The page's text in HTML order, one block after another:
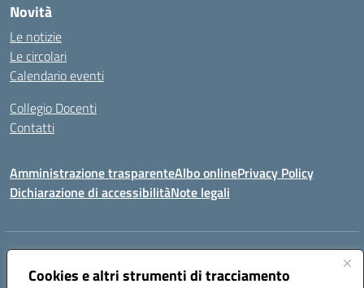
Cookies e altri strumenti di tracciamento
Novità
Le notizie
Le circolari
Calendario eventi
Collegio Docenti
Contatti
Amministrazione trasparenteAlbo onlinePrivacy Policy
Dichiarazione di accessibilitàNote legali
Indirizzo:
Centralino:+39 0836.341064 Email:leic81300l@istruzione.it